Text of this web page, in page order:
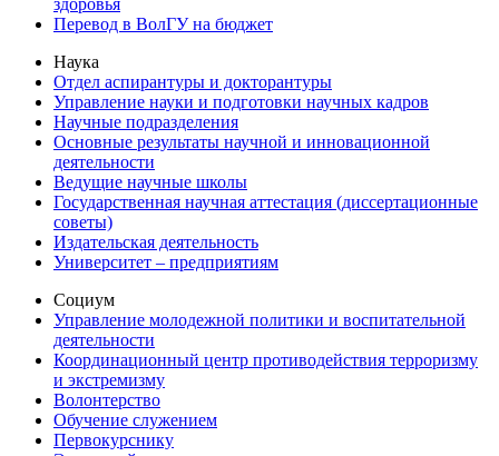
здоровья
Перевод в ВолГУ на бюджет
Наука
Отдел аспирантуры и докторантуры
Управление науки и подготовки научных кадров
Научные подразделения
Основные результаты научной и инновационной
деятельности
Ведущие научные школы
Государственная научная аттестация (диссертационные
советы)
Издательская деятельность
Университет – предприятиям
Социум
Управление молодежной политики и воспитательной
деятельности
Координационный центр противодействия терроризму
и экстремизму
Волонтерство
Обучение служением
Первокурснику